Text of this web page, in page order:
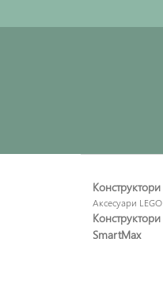
Аксесуари LEGO
Конструктори
SmartMax